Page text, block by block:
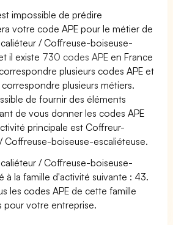
impossible de prédire
votre code APE pour le métier de
/ Coffreuse-boiseuse-
il existe 730 codes APE en France
plusieurs codes APE et
plusieurs métiers.
de fournir des éléments
de vous donner les codes APE
principale est Coffreur-
Coffreuse-boiseuse-escaliéteuse.
/ Coffreuse-boiseuse-
à la famille d'activité suivante : 43.
les codes APE de cette famille
pour votre entreprise.